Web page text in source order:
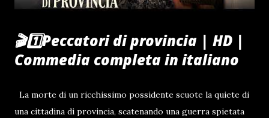
🎬1️⃣Peccatori di provincia | HD |
Commedia completa in italiano
La morte di un ricchissimo possidente scuote la quiete di
una cittadina di provincia, scatenando una guerra spietata